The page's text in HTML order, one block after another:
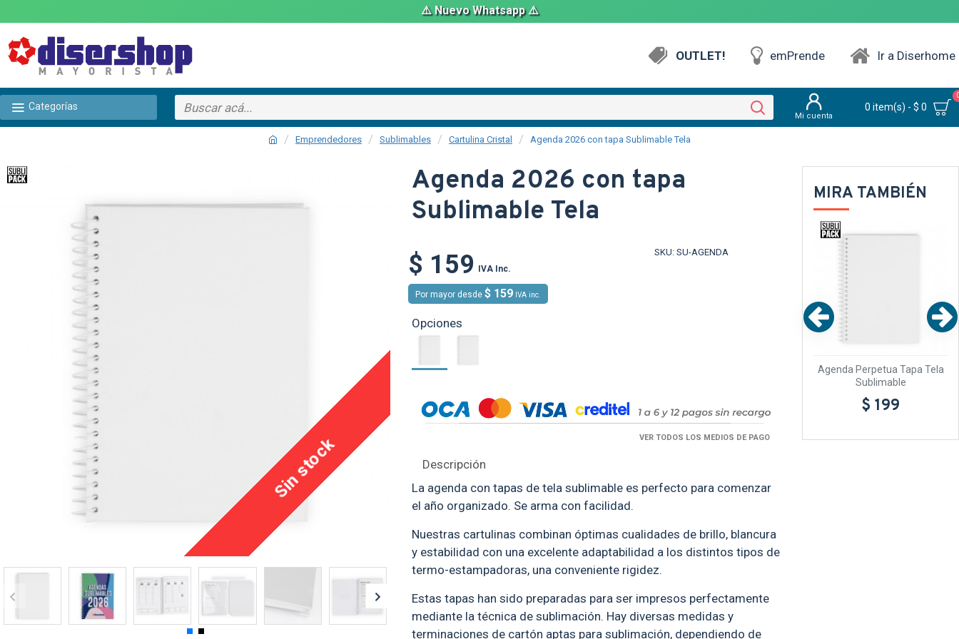
⚠️ Nuevo Whatsapp ⚠️
OUTLET! emPrende Ir a Diserhome
Categorías
Mi cuenta
0 item(s) - $ 0
Emprendedores Sublimables Cartulina Cristal Agenda 2026 con tapa Sublimable Tela
TEXTTRANSPARENTE
Sin stock
Agenda 2026 con tapa
Sublimable Tela
$ 159 IVA Inc.
SKU: SU-AGENDA
Por mayor desde $ 159 IVA inc.
Opciones
Descripción
La agenda con tapas de tela sublimable es perfecto para comenzar
el año organizado. Se arma con facilidad.
Nuestras cartulinas combinan óptimas cualidades de brillo, blancura
y estabilidad con una excelente adaptabilidad a los distintos tipos de
termo-estampadoras, una conveniente rigidez.
Estas tapas han sido preparadas para ser impresos perfectamente
mediante la técnica de sublimación. Hay diversas medidas y
terminaciones de cartón aptas para sublimación, dependiendo de
VER TODOS LOS MEDIOS DE PAGO
MIRA TAMBIÉN
Caja Sublimable CORAZON
$ 89 $ 199
TEXTTRANSPARENTE
$ 89
Agenda Perpetua Tapa Tela
Sublimable
$ 199